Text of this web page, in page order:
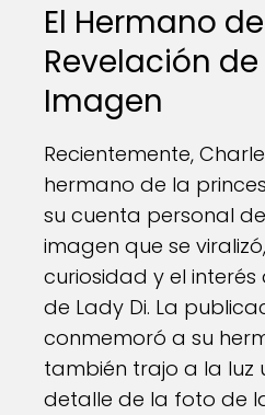
El Hermano
Revelación
Imagen
Recientemente,
hermano de la
su cuenta personal
imagen que se
curiosidad y el
de Lady Di. La
conmemoró a su
también trajo a la luz
detalle de la foto de